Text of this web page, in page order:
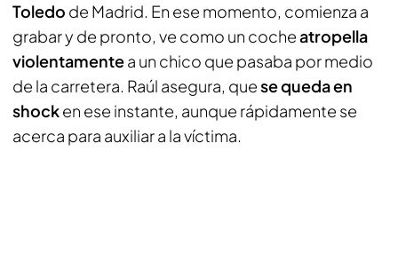
Toledo de Madrid. En ese momento, comienza a
grabar y de pronto, ve como un cocheatropella
violentamentea un chico que pasaba por medio
de la carretera. Raúl asegura, quese queda en
shocken ese instante, aunque rápidamente se
acerca para auxiliar a la víctima.